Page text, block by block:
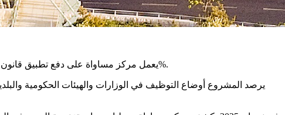
يعمل مركز مساواة على دفع تطبيق قانون التمثيل الملائم للمواطنين العرب في القطاع العام والسلطات المحلية، بهدف ضمان تمثيل يتناسب مع نسبتهم السكانية التي تتجاوز 21%.
يرصد المشروع أوضاع التوظيف في الوزارات والهيئات الحكومية